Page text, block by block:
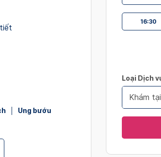
Ung bướu
calendar
the
question
key
get
16:30
Loại Dịch
Khám